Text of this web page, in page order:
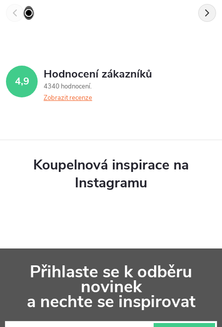
4,9 Hodnocení zákazníků
4340 hodnocení
Zobrazit recenze
Koupelnová inspirace na
Instagramu
a
Přihlaste se k odběru
novinek
a nechte se inspirovat